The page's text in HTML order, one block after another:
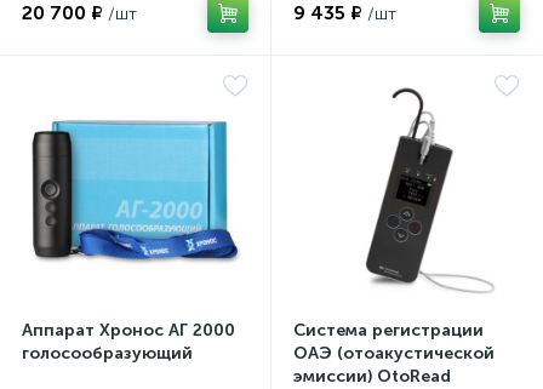
20 700 ₽ 9 435 ₽
Аппарат Хронос АГ 2000
голосообразующий
Система регистрации
ОАЭ (отоакустической
эмиссии) OtoRead